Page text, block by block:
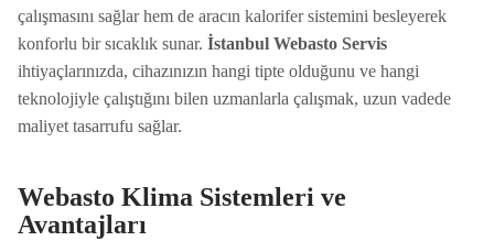
çalışmasını sağlar hem de aracın kalorifer sistemini besleyerek
konforlu bir sıcaklık sunar. İstanbul Webasto Servis
ihtiyaçlarınızda, cihazınızın hangi tipte olduğunu ve hangi
teknolojiyle çalıştığını bilen uzmanlarla çalışmak, uzun vadede
maliyet tasarrufu sağlar.
Webasto Klima Sistemleri ve
Avantajları